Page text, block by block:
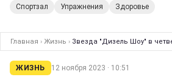
Спортзал Упражнения Здоровье
Главная › Жизнь › Звезда "Дизель Шоу" в
ЖИЗНЬ 12 ноября 2023 · 10:51